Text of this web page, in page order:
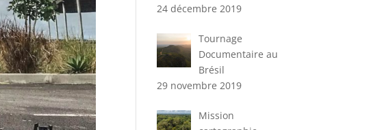
24 décembre 2019
Tournage
Documentaire au
Brésil
29 novembre 2019
Mission